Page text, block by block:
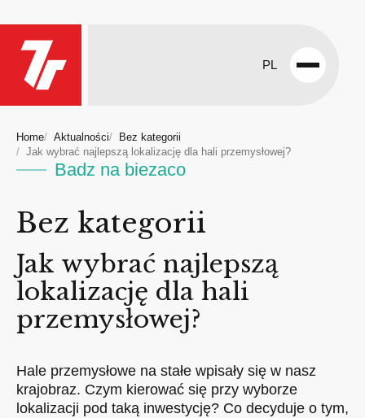
PL
Open
Home Aktualności
Bez kategorii
Jak wybrać najlepszą lokalizację dla hali przemysłowej?
Badz na biezaco
Bez kategorii
Jak wybrać najlepszą
lokalizację dla hali
przemysłowej?
Hale przemysłowe na stałe wpisały się w nasz
krajobraz. Czym kierować się przy wyborze
lokalizacji pod taką inwestycję? Co decyduje o tym,